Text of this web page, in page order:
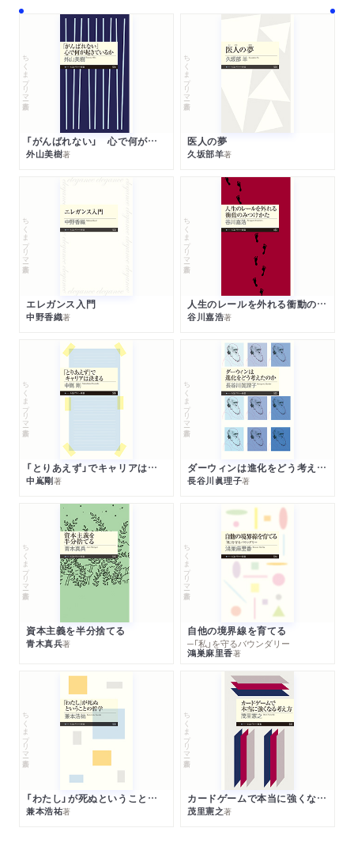
ちくまプリマー新書
「がんばれない」 心で何が起きているか
外山美樹著
ちくまプリマー新書
医人の夢
久坂部羊著
ちくまプリマー新書
エレガンス入門
中野香織著
ちくまプリマー新書
人生のレールを外れる衝動のみつけかた
谷川嘉浩著
ちくまプリマー新書
「とりあえず」でキャリアは決まる
中嶌剛著
ちくまプリマー新書
ダーウィンは進化をどう考えたのか
長谷川眞理子著
ちくまプリマー新書
資本主義を半分捨てる
青木真兵著
ちくまプリマー新書
自他の境界線を育てる
─「私」を守るバウンダリー
鴻巣麻里香著
ちくまプリマー新書
「わたし」が死ぬということの哲学
兼本浩祐著
ちくまプリマー新書
カードゲームで本当に強くなる考え方
茂里憲之著